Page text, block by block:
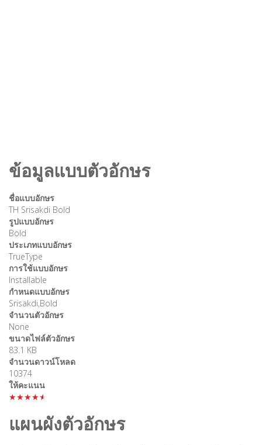
ข้อมูลแบบตัวอักษร
ชื่อแบบอักษร
TH Srisakdi Bold
รูปแบบอักษร
Bold
ประเภทแบบอักษร
TrueType
การใช้แบบอักษร
Installable
กำหนดแบบอักษร
Srisakdi,Bold
จำนวนตัวอักษร
None
ขนาดไฟล์ตัวอักษร
83.1 KB
จำนวนดาวน์โหลด
10374
ให้คะแนน
★★★★★
แผนผังตัวอักษร